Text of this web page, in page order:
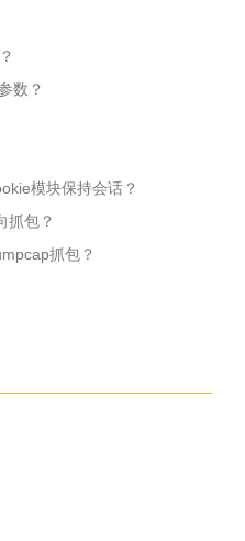
数？
模块保持会话？
抓包？
抓包？